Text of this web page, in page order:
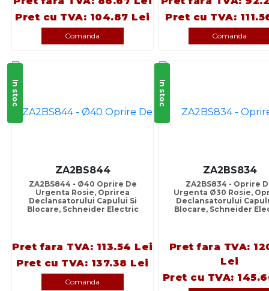
Pret cu TVA: 104.87 Lei
Comanda
Pret cu TVA:
Comanda
In stoc
ZA2BS844
ZA2BS844 - Ø40 Oprire De
Urgenta Rosie, Oprirea
Declansatorului Capului Si
Blocare, Schneider Electric
Pret fara TVA: 113.54 Lei
Pret cu TVA: 137.38 Lei
Comanda
In stoc
ZA2BS834
ZA2BS834 - Oprire
Urgenta Ø30 Rosie,
Declansatorului
Blocare, Schneider
Pret fara TVA:
Lei
Pret cu TVA: